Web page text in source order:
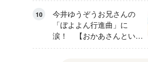
10
今井ゆうぞうお兄さんの
「ぼよよん行進曲」に
涙！ 【おかあさんといっ
しょ65周年特別番組】